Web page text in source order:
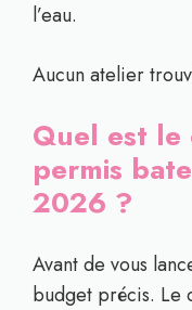
l’eau.
Aucun atelier
Quel est
permis
2026 ?
Avant de vous
budget précis. Le